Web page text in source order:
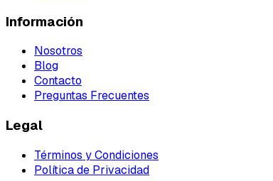
Información
Nosotros
Blog
Contacto
Preguntas Frecuentes
Legal
Términos y Condiciones
Política de Privacidad